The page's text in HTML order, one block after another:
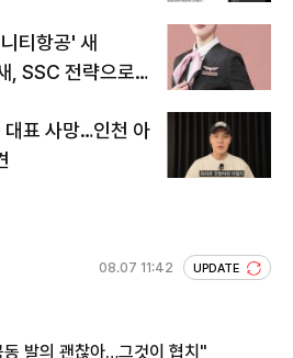
티항공' 새
, SSC 전략으로
대표 사망…인천 아
08.07 11:42 UPDATE
발의 괜찮아…그것이 협치"